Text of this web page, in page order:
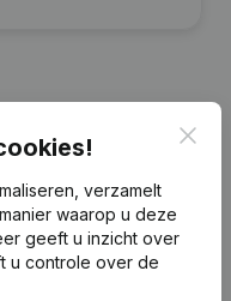
(Nieuwe
Opening Bijkantoor,
verzamelt
waarop u deze
geeft u inzicht over
u controle over de